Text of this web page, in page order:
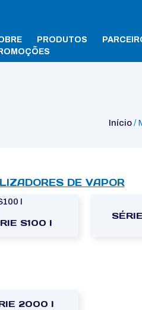
PRODUTOS
Início/
DE VAPOR
S100 I
2000 I